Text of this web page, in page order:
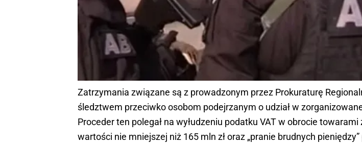
Zatrzymania związane są z prowadzonym przez Prokuraturę
śledztwem przeciwko osobom podejrzanym o udział w
Proceder ten polegał na wyłudzeniu podatku VAT w obrocie
wartości nie mniejszej niż 165 mln zł oraz „pranie brudnych